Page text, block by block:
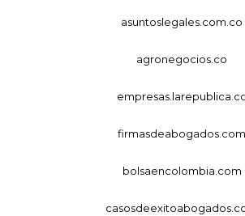
asuntoslegales.com.co
agronegocios.co
firmasdeabogados.com
bolsaencolombia.com